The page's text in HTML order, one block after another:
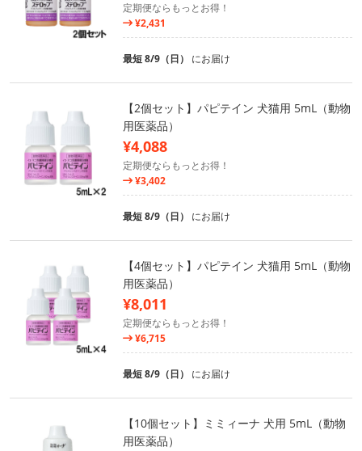
定期便ならもっとお得！
¥2,431
最短 8/9（日） にお届け
【2個セット】パピテイン 犬猫用 5mL（動物
用医薬品）
¥4,088
定期便ならもっとお得！
¥3,402
最短 8/9（日） にお届け
【4個セット】パピテイン 犬猫用 5mL（動物
用医薬品）
¥8,011
定期便ならもっとお得！
¥6,715
最短 8/9（日） にお届け
【10個セット】ミミィーナ 犬用 5mL（動物
用医薬品）